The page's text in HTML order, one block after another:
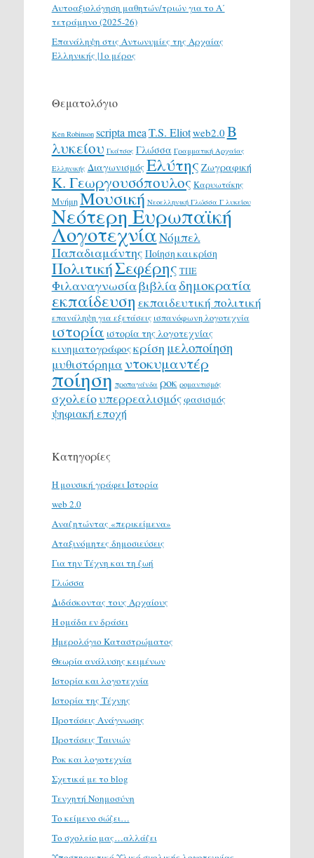
Αυτοαξιολόγηση μαθητών/τριών για το Α΄
τετράμηνο (2025-26)
Επανάληψη στις Αντωνυμίες της Αρχαίας
Ελληνικής |1ο μέρος
Θεματολόγιο
Ken Robinson scripta meaT.S. Eliotweb2.0 Β
λυκείου Γκάτσος Γλώσσα Γραμματική Αρχαίας
Ελληνικής ΔιαγωνισμόςΕλύτης Ζωγραφική
Κ. Γεωργουσόπουλος Καρυωτάκης
ΜνήμηΜουσική Νεοελληνική Γλώσσα Γ λυκείου
Νεότερη Ευρωπαϊκή
ΛογοτεχνίαΝόμπελ
Παπαδιαμάντης Ποίηση και κρίση
ΠολιτικήΣεφέρης ΤΠΕ
Φιλαναγνωσίαβιβλίαδημοκρατία
εκπαίδευση εκπαιδευτική πολιτική
επανάληψη για εξετάσεις ισπανόφωνη λογοτεχνία
ιστορία ιστορία της λογοτεχνίας
κινηματογράφοςκρίση μελοποίηση
μυθιστόρημα ντοκυμαντέρ
ποίηση προπαγάνδα ροκ ρομαντισμός
σχολείουπερρεαλισμόςφασισμός
ψηφιακή εποχή
Κατηγορίες
H μουσική γράφει Ιστορία
web 2.0
Αναζητώντας «περικείμενα»
Αταξινόμητες δημοσιεύσεις
Για την Τέχνη και τη ζωή
Γλώσσα
Διδάσκοντας τους Αρχαίους
Η ομάδα εν δράσει
Ημερολόγιο Καταστρώματος
Θεωρία ανάλυσης κειμένων
Ιστορία και λογοτεχνία
Ιστορία της Τέχνης
Προτάσεις Ανάγνωσης
Προτάσεις Ταινιών
Ροκ και λογοτεχνία
Σχετικά με το blog
Τενχητή Νοημοσύνη
Το κείμενο σώζει…
Το σχολείο μας…αλλάζει